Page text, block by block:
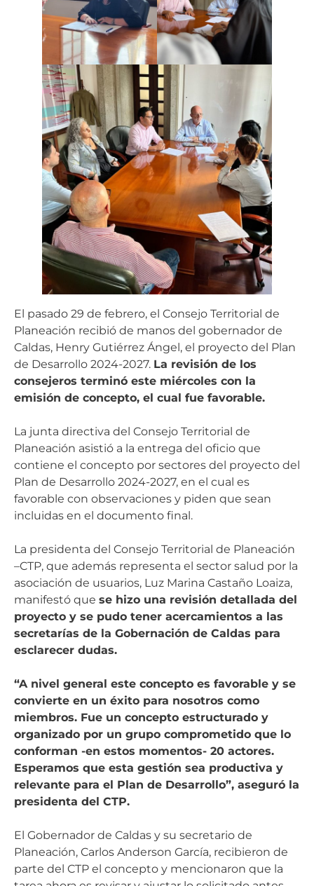
El pasado 29 de febrero, el Consejo Territorial de
Planeación recibió de manos del gobernador de
Caldas, Henry Gutiérrez Ángel, el proyecto del Plan
de Desarrollo 2024-2027. La revisión de los
consejeros terminó este miércoles con la
emisión de concepto, el cual fue favorable.
La junta directiva del Consejo Territorial de
Planeación asistió a la entrega del oficio que
contiene el concepto por sectores del proyecto del
Plan de Desarrollo 2024-2027, en el cual es
favorable con observaciones y piden que sean
incluidas en el documento final.
La presidenta del Consejo Territorial de Planeación
–CTP, que además representa el sector salud por la
asociación de usuarios, Luz Marina Castaño Loaiza,
manifestó que se hizo una revisión detallada del
proyecto y se pudo tener acercamientos a las
secretarías de la Gobernación de Caldas para
esclarecer dudas.
“A nivel general este concepto es favorable y se
convierte en un éxito para nosotros como
miembros. Fue un concepto estructurado y
organizado por un grupo comprometido que lo
conforman -en estos momentos- 20 actores.
Esperamos que esta gestión sea productiva y
relevante para el Plan de Desarrollo”, aseguró la
presidenta del CTP.
El Gobernador de Caldas y su secretario de
Planeación, Carlos Anderson García, recibieron de
parte del CTP el concepto y mencionaron que la